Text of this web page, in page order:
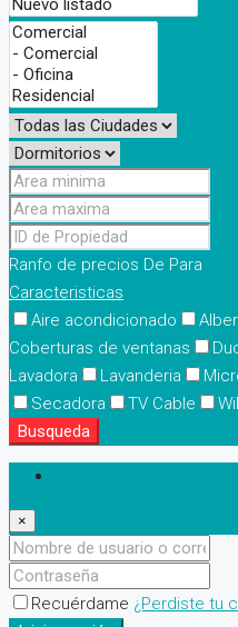
Ranfo de precios De Para
Caracteristicas
Aire acondicionado
Coberturas de ventanas
Lavadora
Lavanderia
Secadora
TV Cable
Busqueda
×
Recuérdame ¿Perdiste tu